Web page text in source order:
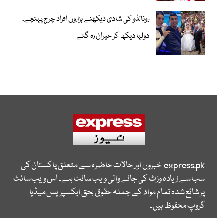
رونالڈو کی شادی دیکھنے ہزاروں افراد چرچ پہنچے،
دولہا دیکھ کر حیران رہ گئے
express.pkخبروں اور حالات حاضرہ سے متعلق پاکستان کی
سب سے زیادہ وزٹ کی جانے والی ویب سائٹ ہے۔ اس ویب سائٹ
پر شائع شدہ تمام مواد کے جملہ حقوق بحق ایکسپریس میڈیا
گروپ محفوظ ہیں۔